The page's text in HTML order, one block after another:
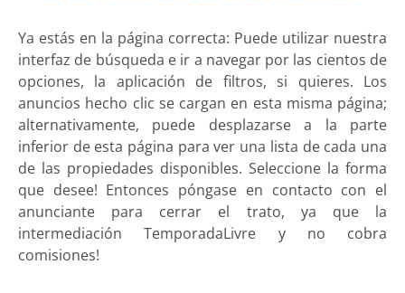
Ya estás en la página correcta: Puede utilizar nuestra
interfaz de búsqueda e ir a navegar por las cientos de
opciones, la aplicación de filtros, si quieres. Los
anuncios hecho clic se cargan en esta misma página;
alternativamente, puede desplazarse a la parte
inferior de esta página para ver una lista de cada una
de las propiedades disponibles. Seleccione la forma
que desee! Entonces póngase en contacto con el
anunciante para cerrar el trato, ya que la
intermediación TemporadaLivre y no cobra
comisiones!